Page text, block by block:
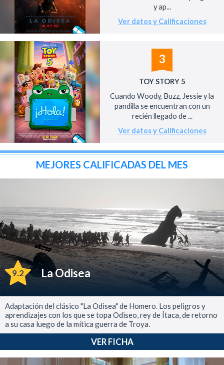
y ap...
Ver datos y Calificaciones
3
TOY STORY 5
Cuando Woody, Buzz, Jessie y la
pandilla se encuentran con un
recién llegado de ...
Ver datos y Calificaciones
MEJORES CALIFICADAS DEL MES
9.2 La Odisea
Adaptación del clásico "La Odisea" de Homero. Los peligros y
aprendizajes con los que se topa Odiseo, rey de Ítaca, de retorno
a su casa luego de la mítica guerra de Troya.
VER FICHA